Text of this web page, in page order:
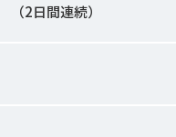
2日間連続）